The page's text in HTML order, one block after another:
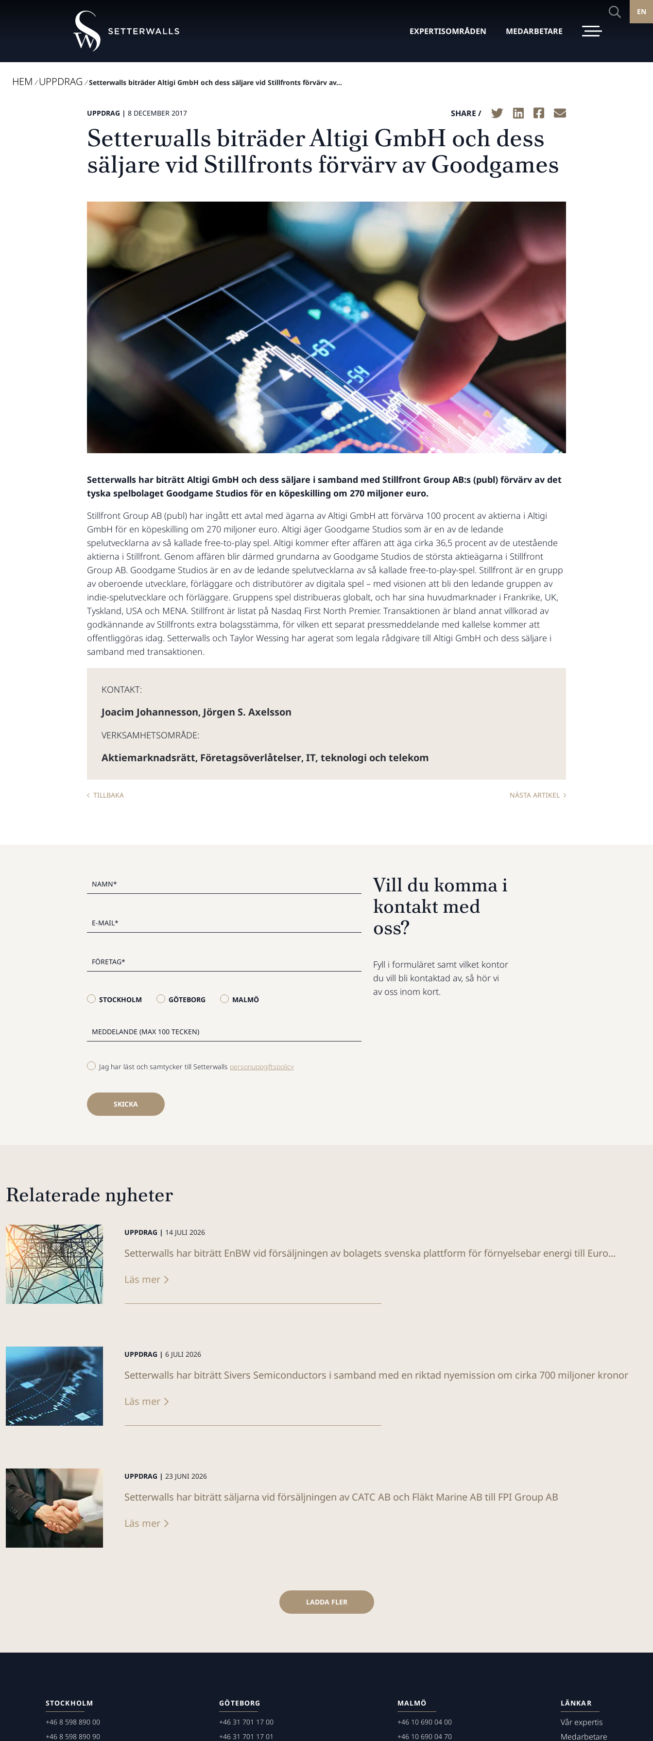
EXPERTISOMRÅDEN MEDARBETARE
EN
HEM / UPPDRAG / Setterwalls biträder Altigi GmbH och dess säljare vid Stillfronts förvärv av...
UPPDRAG | 8 DECEMBER 2017 SHARE /
Setterwalls biträder Altigi GmbH och dess
säljare vid Stillfronts förvärv av Goodgames
Setterwalls har biträtt Altigi GmbH och dess säljare i samband med Stillfront Group AB:s (publ) förvärv av det
tyska spelbolaget Goodgame Studios för en köpeskilling om 270 miljoner euro.
Stillfront Group AB (publ) har ingått ett avtal med ägarna av Altigi GmbH att förvärva 100 procent av aktierna i Altigi
GmbH för en köpeskilling om 270 miljoner euro. Altigi äger Goodgame Studios som är en av de ledande
spelutvecklarna av så kallade free-to-play spel. Altigi kommer efter affären att äga cirka 36,5 procent av de utestående
aktierna i Stillfront. Genom affären blir därmed grundarna av Goodgame Studios de största aktieägarna i Stillfront
Group AB. Goodgame Studios är en av de ledande spelutvecklarna av så kallade free-to-play-spel. Stillfront är en grupp
av oberoende utvecklare, förläggare och distributörer av digitala spel – med visionen att bli den ledande gruppen av
indie-spelutvecklare och förläggare. Gruppens spel distribueras globalt, och har sina huvudmarknader i Frankrike, UK,
Tyskland, USA och MENA. Stillfront är listat på Nasdaq First North Premier. Transaktionen är bland annat villkorad av
godkännande av Stillfronts extra bolagsstämma, för vilken ett separat pressmeddelande med kallelse kommer att
offentliggöras idag. Setterwalls och Taylor Wessing har agerat som legala rådgivare till Altigi GmbH och dess säljare i
samband med transaktionen.
KONTAKT:
Joacim Johannesson, Jörgen S. Axelsson
VERKSAMHETSOMRÅDE:
Aktiemarknadsrätt, Företagsöverlåtelser, IT, teknologi och telekom
TILLBAKA NÄSTA ARTIKEL
STOCKHOLM GÖTEBORG MALMÖ
Jag har läst och samtycker till Setterwalls personuppgiftspolicy
SKICKA
Vill du komma i
kontakt med
oss?
Fyll i formuläret samt vilket kontor
du vill bli kontaktad av, så hör vi
av oss inom kort.
Relaterade nyheter
UPPDRAG | 14 JULI 2026
Setterwalls har biträtt EnBW vid försäljningen av bolagets svenska plattform för förnyelsebar energi till Euro...
Läs mer
UPPDRAG | 6 JULI 2026
Setterwalls har biträtt Sivers Semiconductors i samband med en riktad nyemission om cirka 700 miljoner kronor
Läs mer
UPPDRAG | 23 JUNI 2026
Setterwalls har biträtt säljarna vid försäljningen av CATC AB och Fläkt Marine AB till FPI Group AB
Läs mer
LADDA FLER
STOCKHOLM
+46 8 598 890 00
+46 8 598 890 90
GÖTEBORG
+46 31 701 17 00
+46 31 701 17 01
MALMÖ
+46 10 690 04 00
+46 10 690 04 70
LÄNKAR
Vår expertis
Medarbetare